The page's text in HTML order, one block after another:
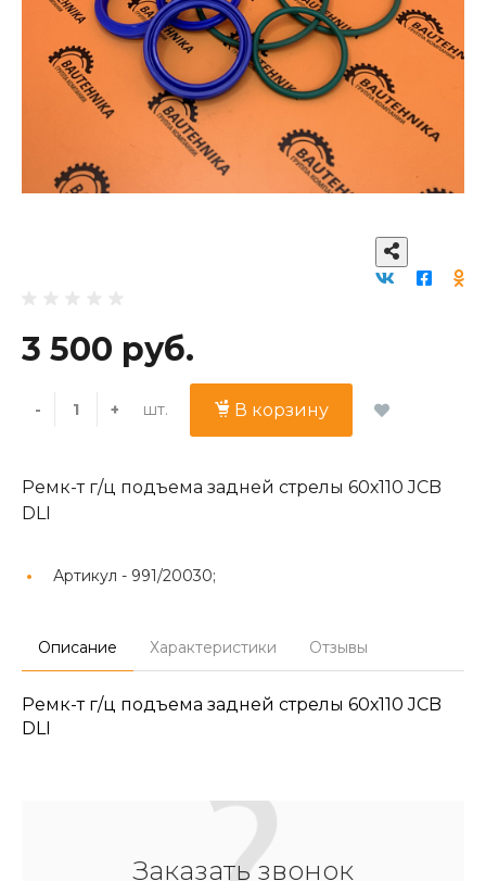
3 500 руб.
- + шт. В корзину
Ремк-т г/ц подъема задней стрелы 60х110 JCB
DLI
Артикул - 991/20030;
Описание Характеристики Отзывы
Ремк-т г/ц подъема задней стрелы 60х110 JCB
DLI
Заказать звонок